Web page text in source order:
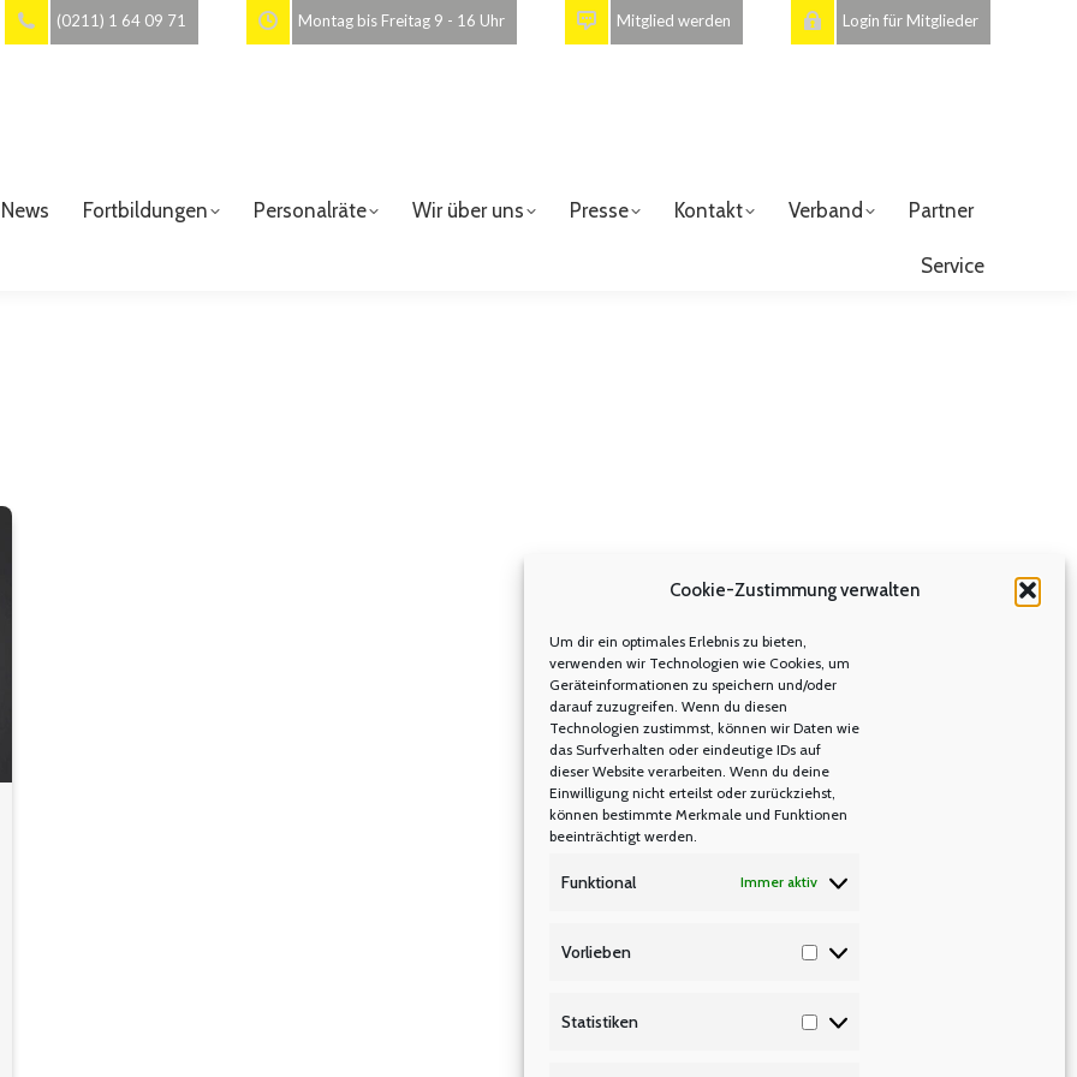
Cookie-Zustimmung verwalten
Um dir ein optimales Erlebnis zu bieten,
verwenden wir Technologien wie Cookies, um
Geräteinformationen zu speichern und/oder
darauf zuzugreifen. Wenn du diesen
Technologien zustimmst, können wir Daten wie
das Surfverhalten oder eindeutige IDs auf
dieser Website verarbeiten. Wenn du deine
Einwilligung nicht erteilst oder zurückziehst,
können bestimmte Merkmale und Funktionen
beeinträchtigt werden.
Funktional Immer aktiv
Vorlieben
Statistiken
(0211) 1 64 09 71 Montag bis Freitag 9 - 16 Uhr Mitglied werden Login für Mitglieder
News Fortbildungen Personalräte Wir über uns Presse Kontakt Verband Partner
Service